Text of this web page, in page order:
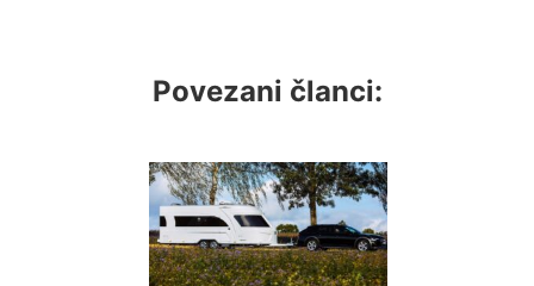
Povezani članci: